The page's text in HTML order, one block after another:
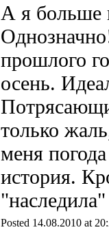
А я больше
прошлого
осень.
только
меня
история.
Posted 14.08.2010 at